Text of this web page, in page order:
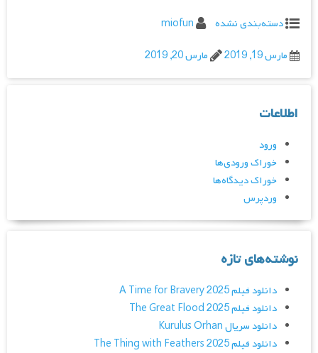
دسته‌بندی نشده
miofun
مارس 19, 2019
مارس 20, 2019
اطلاعات
ورود
خوراک ورودی‌ها
خوراک دیدگاه‌ها
وردپرس
نوشته‌های تازه
دانلود فیلم A Time for Bravery 2025
دانلود فیلم The Great Flood 2025
دانلود سریال Kurulus Orhan
دانلود فیلم The Thing with Feathers 2025